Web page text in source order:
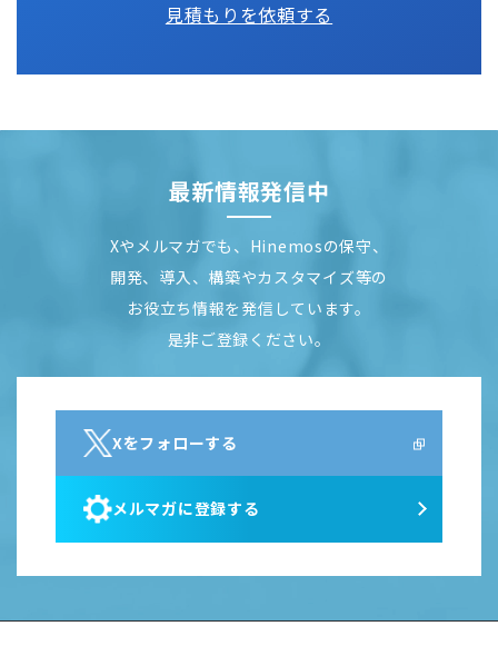
見積もりを依頼する
最新情報発信中
Xやメルマガでも、Hinemosの保守、
開発、導入、構築やカスタマイズ等の
お役立ち情報を発信しています。
是非ご登録ください。
Xをフォローする
メルマガに登録する